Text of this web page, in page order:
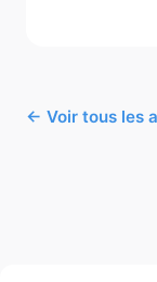
← Voir tous les